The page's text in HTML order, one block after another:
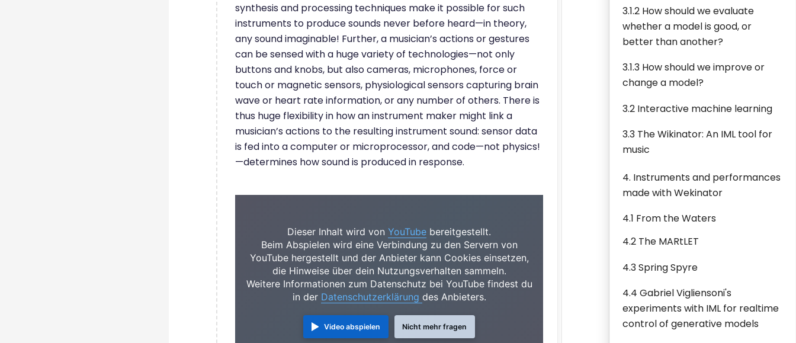
3.1.2 How should we evaluate
whether a model is good, or
better than another?
3.1.3 How should we improve or
change a model?
3.2 Interactive machine learning
3.3 The Wikinator: An IML tool for
music
4. Instruments and performances
made with Wekinator
4.1 From the Waters
4.2 The MARtLET
4.3 Spring Spyre
4.4 Gabriel Vigliensoni's
experiments with IML for realtime
control of generative models
synthesis and processing techniques make it possible for such
instruments to produce sounds never before heard—in theory,
any sound imaginable! Further, a musician’s actions or gestures
can be sensed with a huge variety of technologies—not only
buttons and knobs, but also cameras, microphones, force or
touch or magnetic sensors, physiological sensors capturing brain
wave or heart rate information, or any number of others. There is
thus huge flexibility in how an instrument maker might link a
musician’s actions to the resulting instrument sound: sensor data
is fed into a computer or microprocessor, and code—not physics!
—determines how sound is produced in response.
Dieser Inhalt wird von YouTube bereitgestellt.
Beim Abspielen wird eine Verbindung zu den Servern von
YouTube hergestellt und der Anbieter kann Cookies einsetzen,
die Hinweise über dein Nutzungsverhalten sammeln.
Weitere Informationen zum Datenschutz bei YouTube findest du
in der Datenschutzerklärung des Anbieters.
Video abspielen Nicht mehr fragen